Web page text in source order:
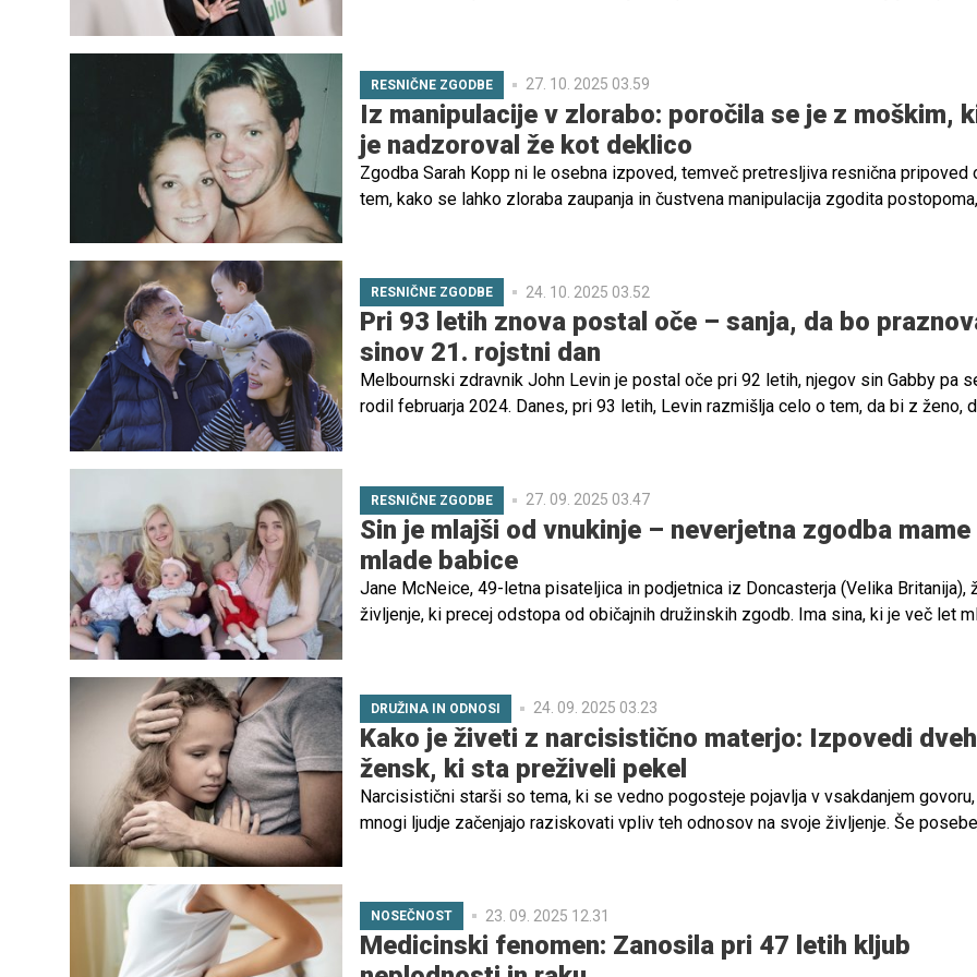
pričakovala, jo je najprej preplavila mešanica šoka, strahu – in celo sramu.
RESNIČNE ZGODBE 27. 10. 2025 03.59
Iz manipulacije v zlorabo: poročila se je z moškim,
je nadzoroval že kot deklico
Zgodba Sarah Kopp ni le osebna izpoved, temveč pretresljiva resnična pripoved
tem, kako se lahko zloraba zaupanja in čustvena manipulacija zgodita postopoma,
dolga in boleča.
RESNIČNE ZGODBE 24. 10. 2025 03.52
Pri 93 letih znova postal oče – sanja, da bo
sinov 21. rojstni dan
Melbournski zdravnik John Levin je postal oče pri 92 letih, njegov sin Gabby pa
rodil februarja 2024. Danes, pri 93 letih, Levin razmišlja celo o tem, da bi z ženo,
RESNIČNE ZGODBE 27. 09. 2025 03.47
Sin je mlajši od vnukinje – neverjetna zgodba mame
mlade babice
Jane McNeice, 49-letna pisateljica in podjetnica iz Doncasterja (Velika Britanija),
življenje, ki precej odstopa od običajnih družinskih zgodb. Ima sina, ki je več let
DRUŽINA IN ODNOSI 24. 09. 2025 03.23
Kako je živeti z narcisistično materjo: Izpovedi dveh
žensk, ki sta preživeli pekel
Narcisistični starši so tema, ki se vedno pogosteje pojavlja v vsakdanjem
mnogi ljudje začenjajo raziskovati vpliv teh odnosov na svoje življenje. Še
NOSEČNOST 23. 09. 2025 12.31
Medicinski fenomen: Zanosila pri 47 letih kljub